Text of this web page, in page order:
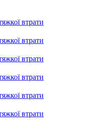
втрати
втрати
втрати
втрати
втрати
втрати